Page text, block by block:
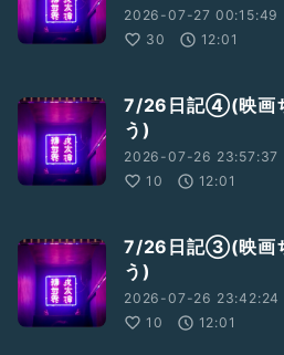
2026-07-27 00:15:49
30
12:01
7/26日記④(映画
う)
2026-07-26 23:57:37
10
12:01
7/26日記③(映画
う)
2026-07-26 23:42:24
10
12:01